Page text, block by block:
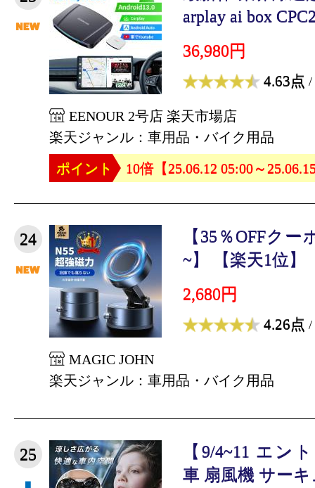
arplay ai box
36,980円
4.63点 /
EENOUR 2号店 楽天市場店
楽天ジャンル：車用品・バイク用品
ポイント
10倍【25.06.12 05:00～
24
【35％OFFクー
~】 【楽天1位】
2,680円
4.26点 /
MAGIC JOHN
楽天ジャンル：車用品・バイク用品
25
【9/4~11 エン
車 扇風機 サー